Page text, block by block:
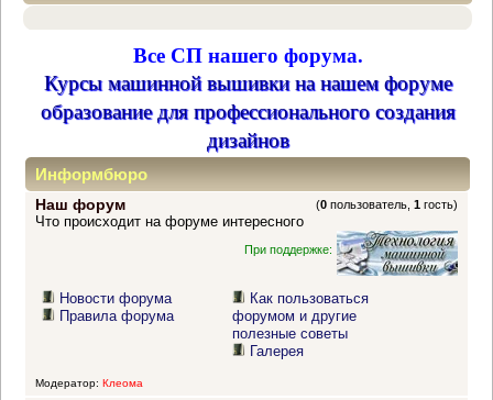
Все СП нашего форума.
Курсы машинной вышивки на нашем форуме
образование для профессионального создания
дизайнов
Информбюро
Наш форум (0 пользователь,1 гость)
Что происходит на форуме интересного
При поддержке:
Новости форума
Правила форума
Как пользоваться
форумом и другие
полезные советы
Галерея
Модератор: Клеома